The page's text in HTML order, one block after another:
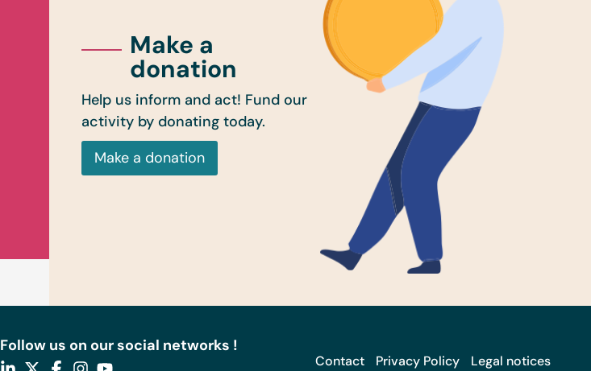
Make a
donation
Help us inform and act! Fund our
activity by donating today.
Make a donation
Follow us on our social networks !
Contact Privacy Policy Legal notices